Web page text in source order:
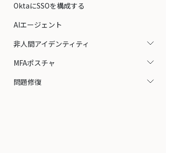
OktaにSSOを構成する
AIエージェント
非人間アイデンティティ
MFAポスチャ
問題修復